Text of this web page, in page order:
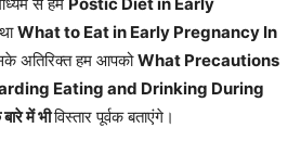
What to Eat in Early Pregnancy In
अतिरिक्त हम आपकोWhat Precautions
Eating and Drinking During
में भीविस्तार पूर्वक बताएंगे।